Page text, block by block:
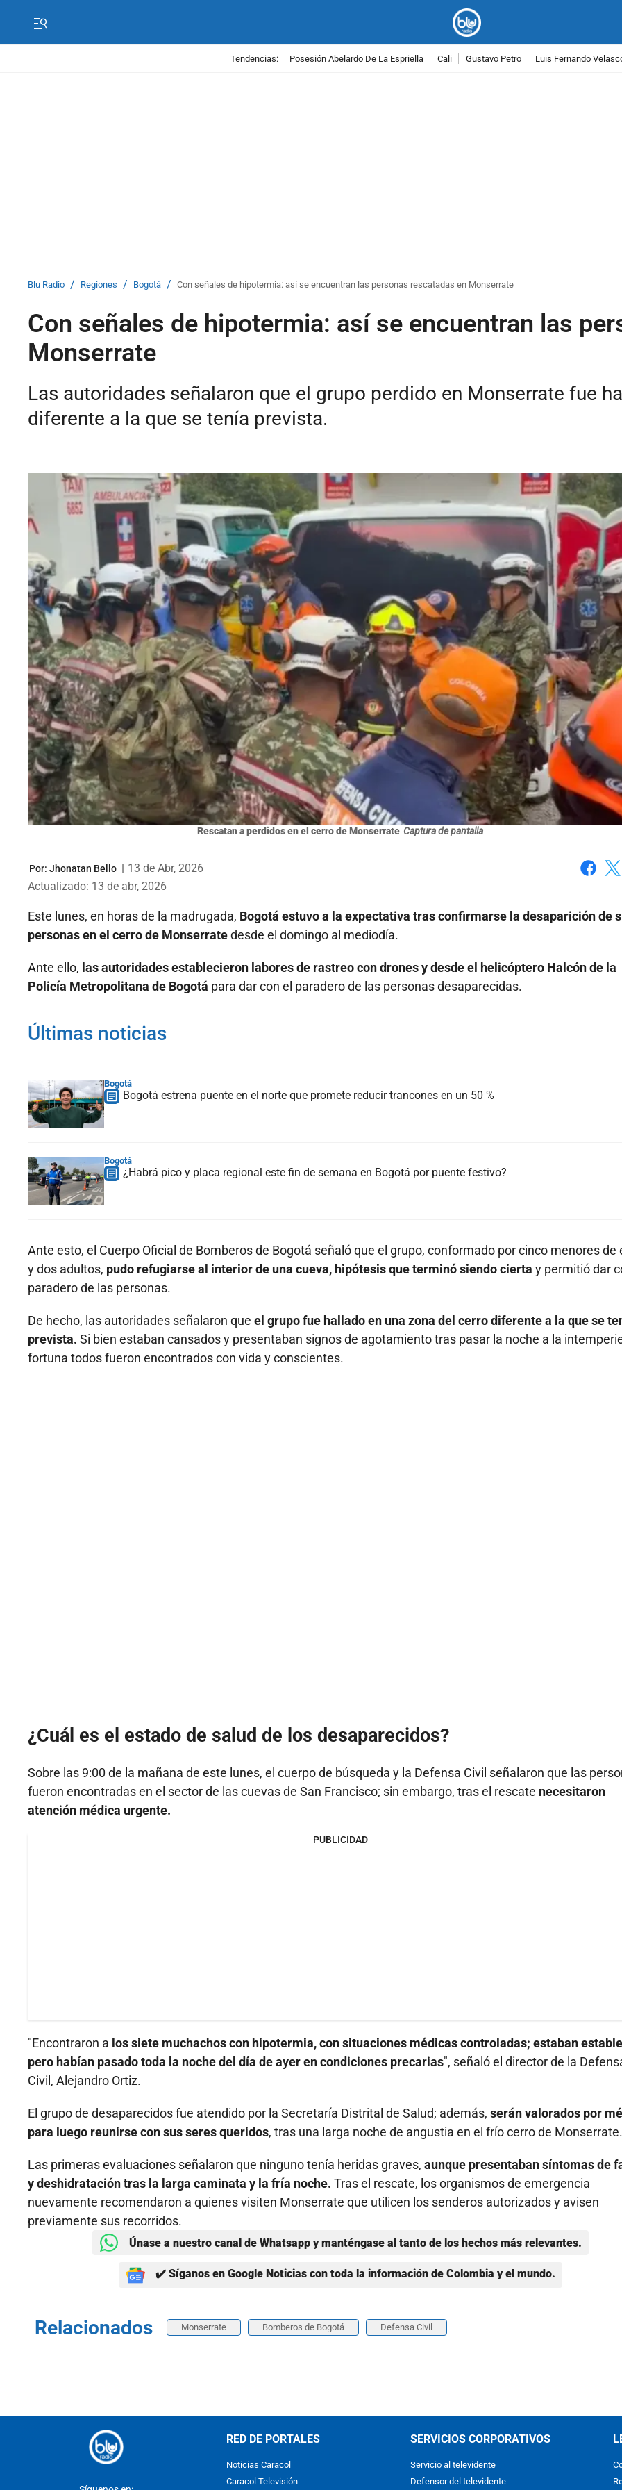
Tendencias: Posesión Abelardo De La Espriella Cali Gustavo Petro Luis Fernando
Blu Radio / Regiones / Bogotá / Con señales de hipotermia: así se encuentran las personas rescatadas en Monserrate
Con señales de hipotermia: así se encuentran las
Monserrate
Las autoridades señalaron que el grupo perdido en Monserrate fue
diferente a la que se tenía prevista.
Rescatan a perdidos en el cerro de Monserrate Captura de pantalla
Por: Jhonatan Bello | 13 de Abr, 2026
Actualizado: 13 de abr, 2026
Este lunes, en horas de la madrugada, Bogotá estuvo a la expectativa tras confirmarse la desaparición de
personas en el cerro de Monserratedesde el domingo al mediodía.
Ante ello, las autoridades establecieron labores de rastreo con drones y desde el helicóptero Halcón de la
Policía Metropolitana de Bogotá para dar con el paradero de las personas desaparecidas.
Últimas noticias
Bogotá
Bogotá estrena puente en el norte que promete reducir trancones en un 50 %
Bogotá
¿Habrá pico y placa regional este fin de semana en Bogotá por puente festivo?
Ante esto, el Cuerpo Oficial de Bomberos de Bogotá señaló que el grupo, conformado por cinco menores de
y dos adultos, pudo refugiarse al interior de una cueva, hipótesis que terminó siendo cierta y permitió dar
paradero de las personas.
De hecho, las autoridades señalaron que el grupo fue hallado en una zona del cerro diferente a la que se
prevista. Si bien estaban cansados y presentaban signos de agotamiento tras pasar la noche a la
fortuna todos fueron encontrados con vida y conscientes.
¿Cuál es el estado de salud de los desaparecidos?
Sobre las 9:00 de la mañana de este lunes, el cuerpo de búsqueda y la Defensa Civil señalaron que las
fueron encontradas en el sector de las cuevas de San Francisco; sin embargo, tras el rescate necesitaron
atención médica urgente.
PUBLICIDAD
"Encontraron a los siete muchachos con hipotermia, con situaciones médicas controladas; estaban
pero habían pasado toda la noche del día de ayer en condiciones precarias", señaló el director de la
Civil, Alejandro Ortiz.
El grupo de desaparecidos fue atendido por la Secretaría Distrital de Salud; además, serán valorados por
para luego reunirse con sus seres queridos, tras una larga noche de angustia en el frío cerro de Monserrate.
Las primeras evaluaciones señalaron que ninguno tenía heridas graves, aunque presentaban síntomas de
y deshidratación tras la larga caminata y la fría noche. Tras el rescate, los organismos de emergencia
nuevamente recomendaron a quienes visiten Monserrate que utilicen los senderos autorizados y avisen
previamente sus recorridos.
Únase a nuestro canal de Whatsapp y manténgase al tanto de los hechos más relevantes.
✔️ Síganos en Google Noticias con toda la información de Colombia y el mundo.
Relacionados Monserrate Bomberos de Bogotá Defensa Civil
RED DE PORTALES
Noticias Caracol
Caracol Televisión
SERVICIOS CORPORATIVOS
Servicio al televidente
Defensor del televidente